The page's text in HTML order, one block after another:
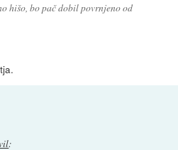
hišo, bo pač dobil povrnjeno od
: